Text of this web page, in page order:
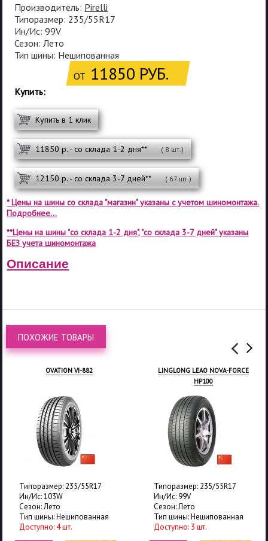
Производитель: Pirelli
Типоразмер: 235/55R17
Ин/Ис: 99V
Сезон: Лето
Тип шины: Нешипованная
ОТ 11850 РУБ.
Купить:
Купить в 1 клик
11850 р. - со склада 1-2 дня** ( 8 шт.)
12150 р. - со склада 3-7 дней** ( 67 шт.)
* Цены на шины со склада "магазин" указаны с учетом шиномонтажа.
Подробнее...
**Цены на шины "со склада 1-2 дня", "со склада 3-7 дней" указаны
БЕЗ учета шиномонтажа
Описание
ПОХОЖИЕ ТОВАРЫ
OVATION VI-882
Типоразмер: 235/55R17
Ин/Ис: 103W
Сезон: Лето
Тип шины: Нешипованная
Доступно: 4 шт.
LINGLONG LEAO NOVA-FORCE
HP100
Типоразмер: 235/55R17
Ин/Ис: 99V
Сезон: Лето
Тип шины: Нешипованная
Доступно: 3 шт.